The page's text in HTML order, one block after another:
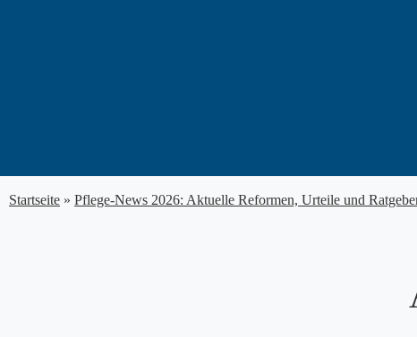
Startseite » Pflege-News 2026: Aktuelle Reformen, Urteile und